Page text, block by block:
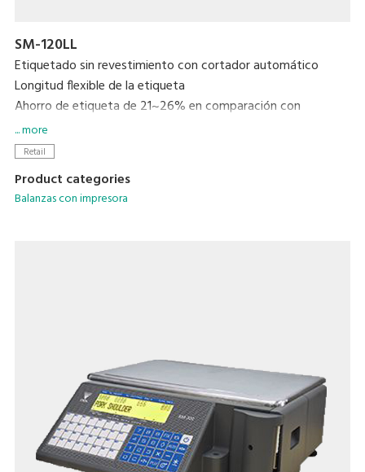
SM-120LL
Etiquetado sin revestimiento con cortador automático
Longitud flexible de la etiqueta
Ahorro de etiqueta de 21~26% en comparación con
etiquetado con revestimiento
Rendimiento resistente al agua mejorado
Impresión de la etiqueta y recibo en una impresora
... more
Retail
Product categories
Balanzas con impresora